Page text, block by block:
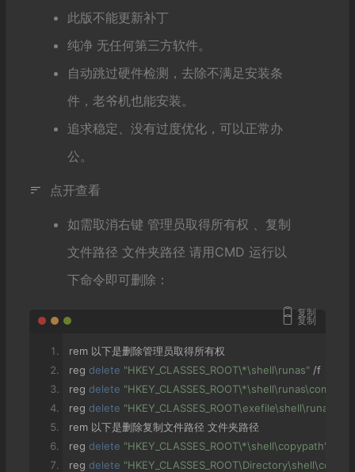
此版不能更新补丁
纯净 无任何第三方软件。
自动跳过硬件检测，去除不满足安装条
件，老爷机也能安装。
追求稳定、没有过度优化，可以正常办
公。
点开查看
如需取消右键 管理员取得所有权 、复制
文件路径 文件夹路径 请用CMD 运行以
下命令即可删除：
复制
复制
rem 以下是删除管理员取得所有权
reg delete "HKEY_CLASSES_ROOT\*\shell\runas" /f
reg delete
reg delete "HKEY_CLASSES_ROOT\exefile\shell\runas2"
rem 以下是删除复制文件路径 文件夹路径
reg delete "HKEY_CLASSES_ROOT\*\shell\copypath"
reg delete